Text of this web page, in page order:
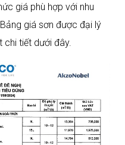
giá phù hợp với nhu
giá sơn được đại lý
chi tiết dưới đây.